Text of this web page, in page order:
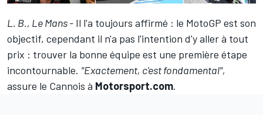
L. B., Le Mans - Il l'a toujours affirmé : le MotoGP est son
objectif, cependant il n'a pas l'intention d'y aller à tout
prix : trouver la bonne équipe est une première étape
incontournable. "Exactement, c'est fondamental",
assure le Cannois à Motorsport.com.